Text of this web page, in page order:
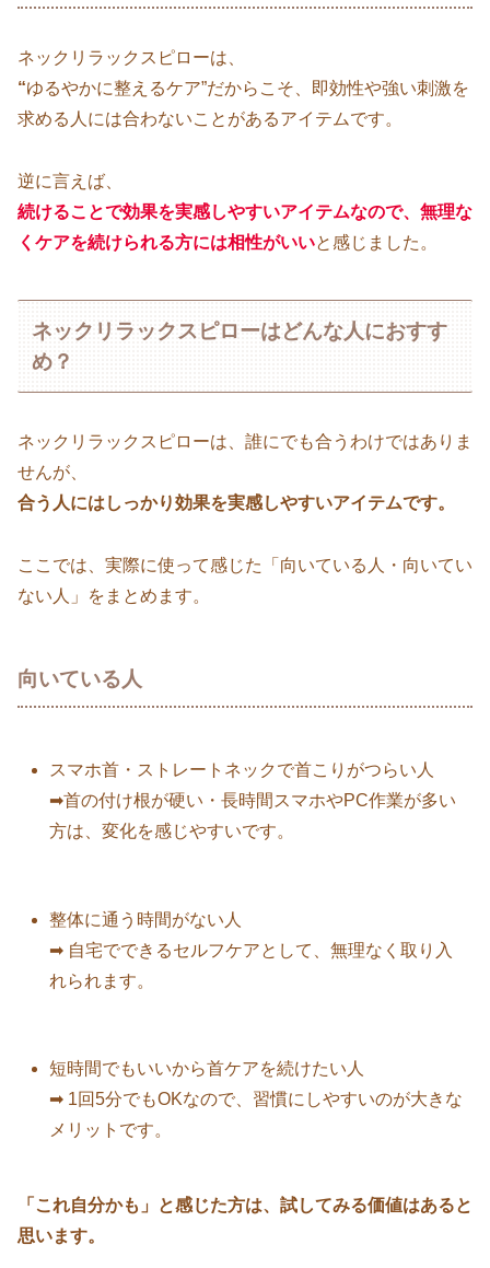
ネックリラックスピローは、
“ゆるやかに整えるケア”だからこそ、即効性や強い刺激を
求める人には合わないことがあるアイテムです。
逆に言えば、
続けることで効果を実感しやすいアイテムなので、無理な
くケアを続けられる方には相性がいいと感じました。
ネックリラックスピローはどんな人におすす
め？
ネックリラックスピローは、誰にでも合うわけではありま
せんが、
合う人にはしっかり効果を実感しやすいアイテムです。
ここでは、実際に使って感じた「向いている人・向いてい
ない人」をまとめます。
向いている人
スマホ首・ストレートネックで首こりがつらい人
➡首の付け根が硬い・長時間スマホやPC作業が多い
方は、変化を感じやすいです。
整体に通う時間がない人
➡ 自宅でできるセルフケアとして、無理なく取り入
れられます。
短時間でもいいから首ケアを続けたい人
➡ 1回5分でもOKなので、習慣にしやすいのが大きな
メリットです。
「これ自分かも」と感じた方は、試してみる価値はあると
思います。